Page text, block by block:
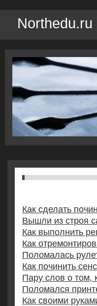
Northedu.ru
Как сделать
Вышли из строя
Как выполнить
Как
Поломалась
Как починить
Пару слов о том,
Поломался
Как своими